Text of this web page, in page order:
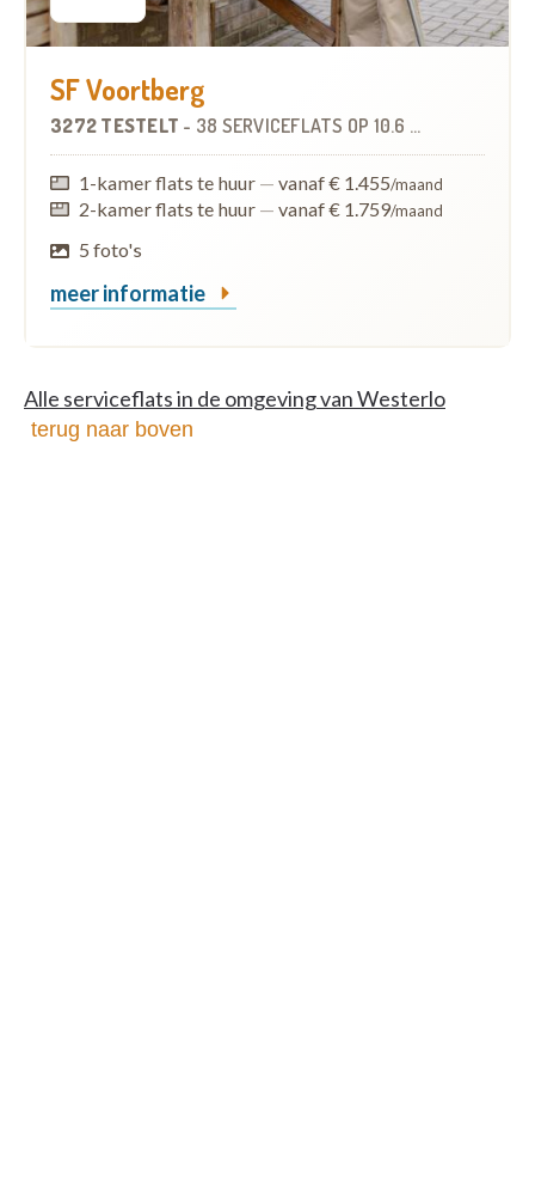
SF Voortberg
3272 TESTELT - 38 SERVICEFLATS OP 10.6 KM
1-kamer flats te huur — vanaf € 1.455/maand
2-kamer flats te huur — vanaf € 1.759/maand
5 foto's
meer informatie
Alle serviceflats in de omgeving van Westerlo
terug naar boven